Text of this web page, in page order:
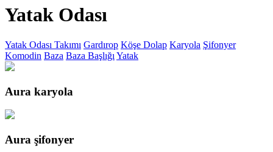
Yatak Odası
Yatak Odası Takımı Gardırop Köşe Dolap Karyola Şifonyer
Komodin Baza Baza Başlığı Yatak
Aura karyola
Aura şifonyer